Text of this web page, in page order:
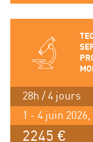
28h / 4 jours
1 - 4 juin 2026,
2245 €